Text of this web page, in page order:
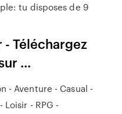
tu disposes de 9
Téléchargez
...
- Aventure - Casual -
Loisir - RPG -